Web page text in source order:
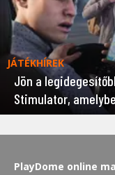
JÁTÉKHÍREK
Jön a
Stimulator,
PlayDome online